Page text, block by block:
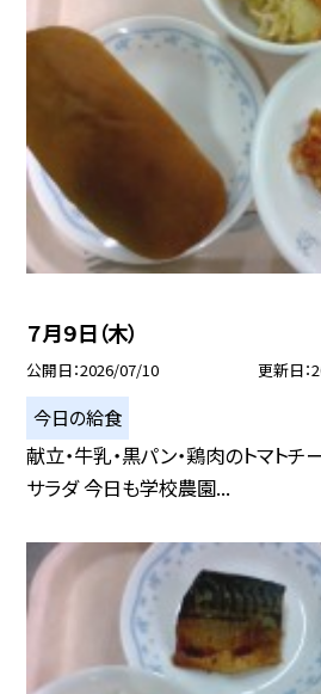
７月９日（木）
公開日 2026/07/10 更新日
今日の給食
献立・牛乳・黒パン・鶏肉のトマトチ
サラダ 今日も学校農園...